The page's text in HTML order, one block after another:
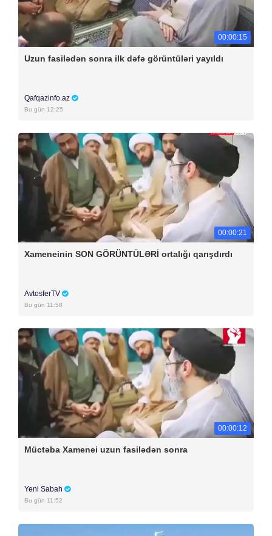
00:00:15
Uzun fasilədən sonra ilk dəfə görüntüləri yayıldı
Qafqazinfo.az
Bu gün 12:25
00:00:21
Xameneinin SON GÖRÜNTÜLƏRİ ortalığı qarışdırdı
AvtosferTV
Bu gün 11:58
00:00:12
Müctəba Xamenei uzun fasilədən sonra
Yeni Sabah
Bu gün 11:52